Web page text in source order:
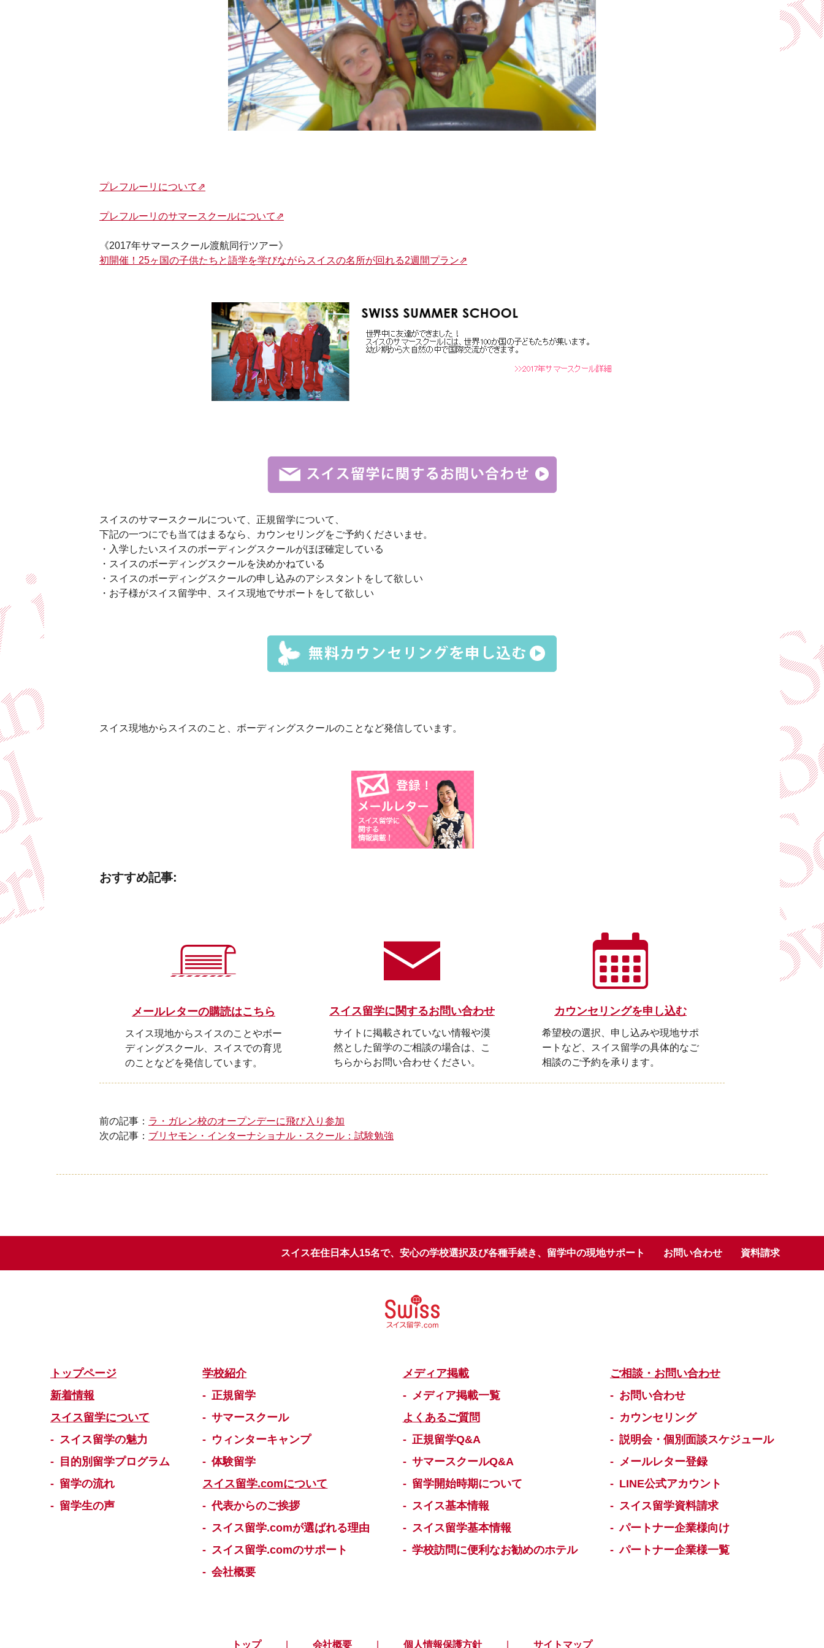
プレフルーリについて⇗
プレフルーリのサマースクールについて⇗
《2017年サマースクール渡航同行ツアー》
初開催！25ヶ国の子供たちと語学を学びながらスイスの名所が回れる2週間プラン⇗
スイスのサマースクールについて、正規留学について、
下記の一つにでも当てはまるなら、カウンセリングをご予約くださいませ。
・入学したいスイスのボーディングスクールがほぼ確定している
・スイスのボーディングスクールを決めかねている
・スイスのボーディングスクールの申し込みのアシスタントをして欲しい
・お子様がスイス留学中、スイス現地でサポートをして欲しい
スイス現地からスイスのこと、ボーディングスクールのことなど発信しています。
おすすめ記事:
メールレターの購読はこちら
スイス現地からスイスのことやボー
ディングスクール、スイスでの育児
のことなどを発信しています。
スイス留学に関するお問い合わせ
サイトに掲載されていない情報や漠
然とした留学のご相談の場合は、こ
ちらからお問い合わせください。
カウンセリングを申し込む
希望校の選択、申し込みや現地サポ
ートなど、スイス留学の具体的なご
相談のご予約を承ります。
前の記事： ラ・ガレン校のオープンデーに飛び入り参加
次の記事： ブリヤモン・インターナショナル・スクール：試験勉強
スイス在住日本人15名で、安心の学校選択及び各種手続き、留学中の現地サポート お問い合わせ 資料請求
トップページ
新着情報
スイス留学について
スイス留学の魅力
目的別留学プログラム
留学の流れ
留学生の声
学校紹介
正規留学
サマースクール
ウィンターキャンプ
体験留学
スイス留学.comについて
代表からのご挨拶
スイス留学.comが選ばれる理由
スイス留学.comのサポート
会社概要
メディア掲載
メディア掲載一覧
よくあるご質問
正規留学Q&A
サマースクールQ&A
留学開始時期について
スイス基本情報
スイス留学基本情報
学校訪問に便利なお勧めのホテル
ご相談・お問い合わせ
お問い合わせ
カウンセリング
説明会・個別面談スケジュール
メールレター登録
LINE公式アカウント
スイス留学資料請求
パートナー企業様向け
パートナー企業様一覧
トップ 会社概要 個人情報保護方針 サイトマップ